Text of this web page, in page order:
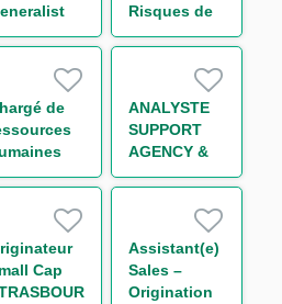
Risques de
Marché et
périmètre
Trésorerie
H/F
de
ANALYSTE
SUPPORT
AGENCY &
TRANSACTION
IMMOBILIER
STRUCTURE
(CDD) H/F
Cap
Assistant(e)
Sales –
Origination